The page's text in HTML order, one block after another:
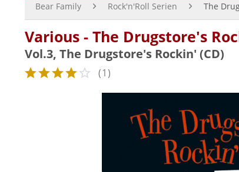
Bear Family Rock'n'Roll Serien The
Various - The Drugstore's
Vol.3, The Drugstore's Rockin' (CD)
(1)